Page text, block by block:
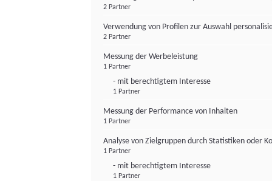
2 Partner
Verwendung von Profilen zur Auswahl
2 Partner
Messung der Werbeleistung
1 Partner
- mit berechtigtem Interesse
1 Partner
Messung der Performance von Inhalten
1 Partner
Analyse von Zielgruppen durch Statistiken oder
1 Partner
- mit berechtigtem Interesse
1 Partner